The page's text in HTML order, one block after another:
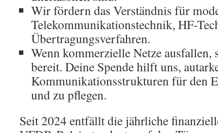
Wir fördern das Verständnis für
Telekommunikationstechnik, HF-
Übertragungsverfahren.
Wenn kommerzielle Netze ausfallen,
bereit. Deine Spende hilft uns,
Kommunikationsstrukturen für den
und zu pflegen.
Seit 2024 entfällt die jährliche